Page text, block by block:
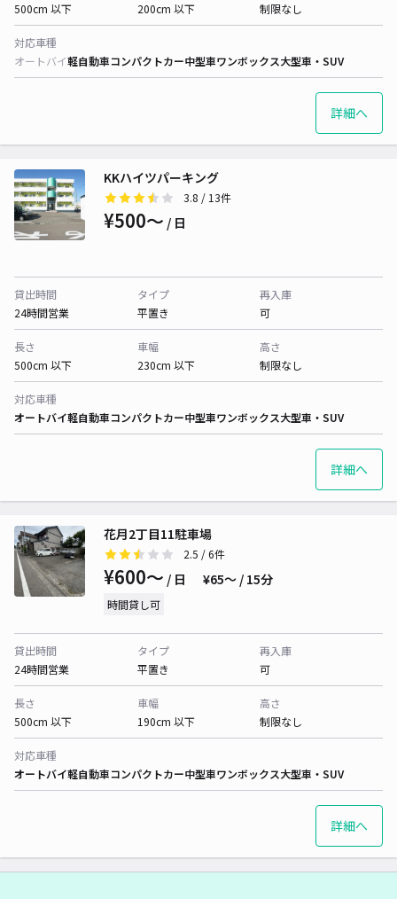
500cm 以下
200cm 以下
制限なし
対応車種
オートバイ軽自動車コンパクトカー中型車ワンボックス大型車・SUV
詳細へ
KKハイツパーキング
3.8 / 13件
¥500〜 / 日
貸出時間
24時間営業
タイプ
平置き
再入庫
可
長さ
500cm 以下
車幅
230cm 以下
高さ
制限なし
対応車種
オートバイ軽自動車コンパクトカー中型車ワンボックス大型車・SUV
詳細へ
花月2丁目11駐車場
2.5 / 6件
¥600〜 / 日 ¥65〜 / 15分
時間貸し可
貸出時間
24時間営業
タイプ
平置き
再入庫
可
長さ
500cm 以下
車幅
190cm 以下
高さ
制限なし
対応車種
オートバイ軽自動車コンパクトカー中型車ワンボックス大型車・SUV
詳細へ